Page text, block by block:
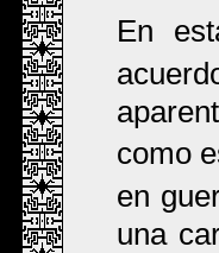
En
como
en
una